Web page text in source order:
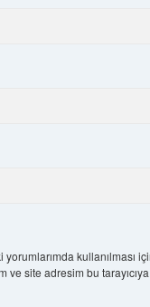
kullanılması
ve site adresim bu